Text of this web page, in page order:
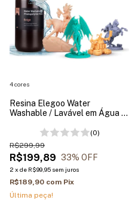
Resina Elegoo Water
Washable / Lavável em Água -
(0)
R$199,89
R$299,99
33% OFF
2 x de R$99,95 sem juros
R$189,90 com Pix
Última peça!
4 cores